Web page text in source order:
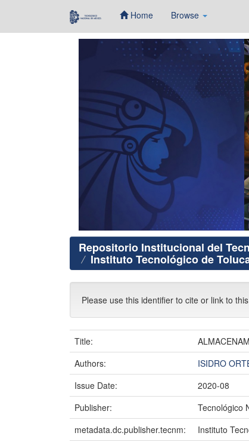
Home Browse
Repositorio Institucional del
Instituto Tecnológico de
Please use this identifier to cite or link to
Title:
Authors:
ISIDRO
Issue Date:
2020-08
Publisher:
Tecnológico
metadata.dc.publisher.tecnm:
Instituto